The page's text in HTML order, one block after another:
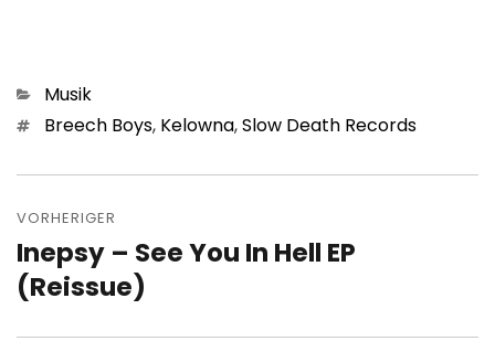
Kategorien
Musik
Schlagwörter
Breech Boys, Kelowna,Slow Death Records
VORHERIGER
Vorheriger
Beitrag:
Inepsy – See You In Hell EP
(Reissue)